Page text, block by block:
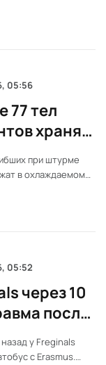
людей. Жара выше
Еды и питьевой
05:56
77 тел
хранят
при −5°
при штурме
в охлаждаемом
Автопсии почти
опознания
05:52
через 10
после
на AP7
у Freginals
с Erasmus.